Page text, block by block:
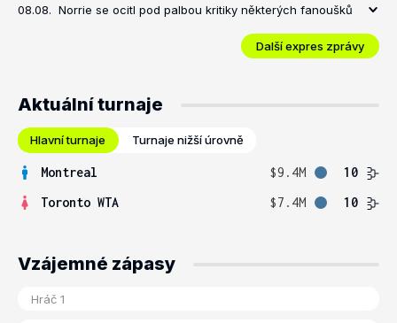
08.08. Norrie se ocitl pod palbou kritiky některých fanoušků
Další expres zprávy
Aktuální turnaje
Hlavní turnaje Turnaje nižší úrovně
Montreal $9.4M
10
Toronto WTA
$7.4M 10
Vzájemné zápasy